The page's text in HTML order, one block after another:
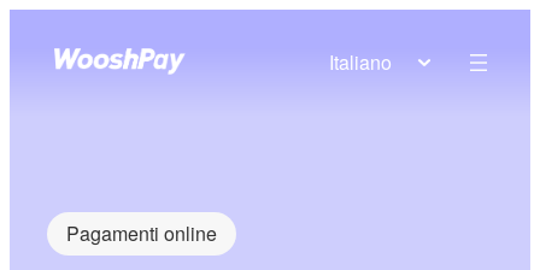
Italiano
Pagamenti online